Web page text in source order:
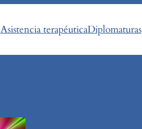
Asistencia terapéuticaDiplomaturas